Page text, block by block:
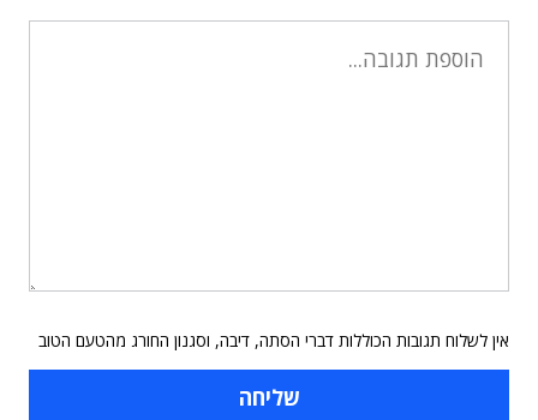
אין לשלוח תגובות הכוללות דברי הסתה, דיבה, וסגנון החורג מהטעם הטוב